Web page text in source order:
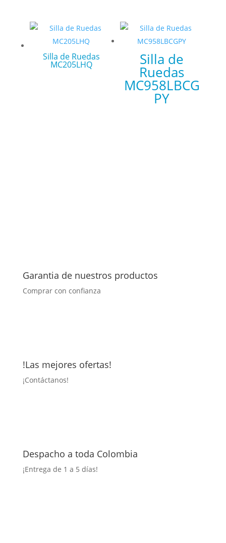
Silla de Ruedas
MC205LHQ Silla de
Ruedas
MC958LBCG
PY
Garantia de nuestros productos
Comprar con confianza
!Las mejores ofertas!
¡Contáctanos!
Despacho a toda Colombia
¡Entrega de 1 a 5 días!